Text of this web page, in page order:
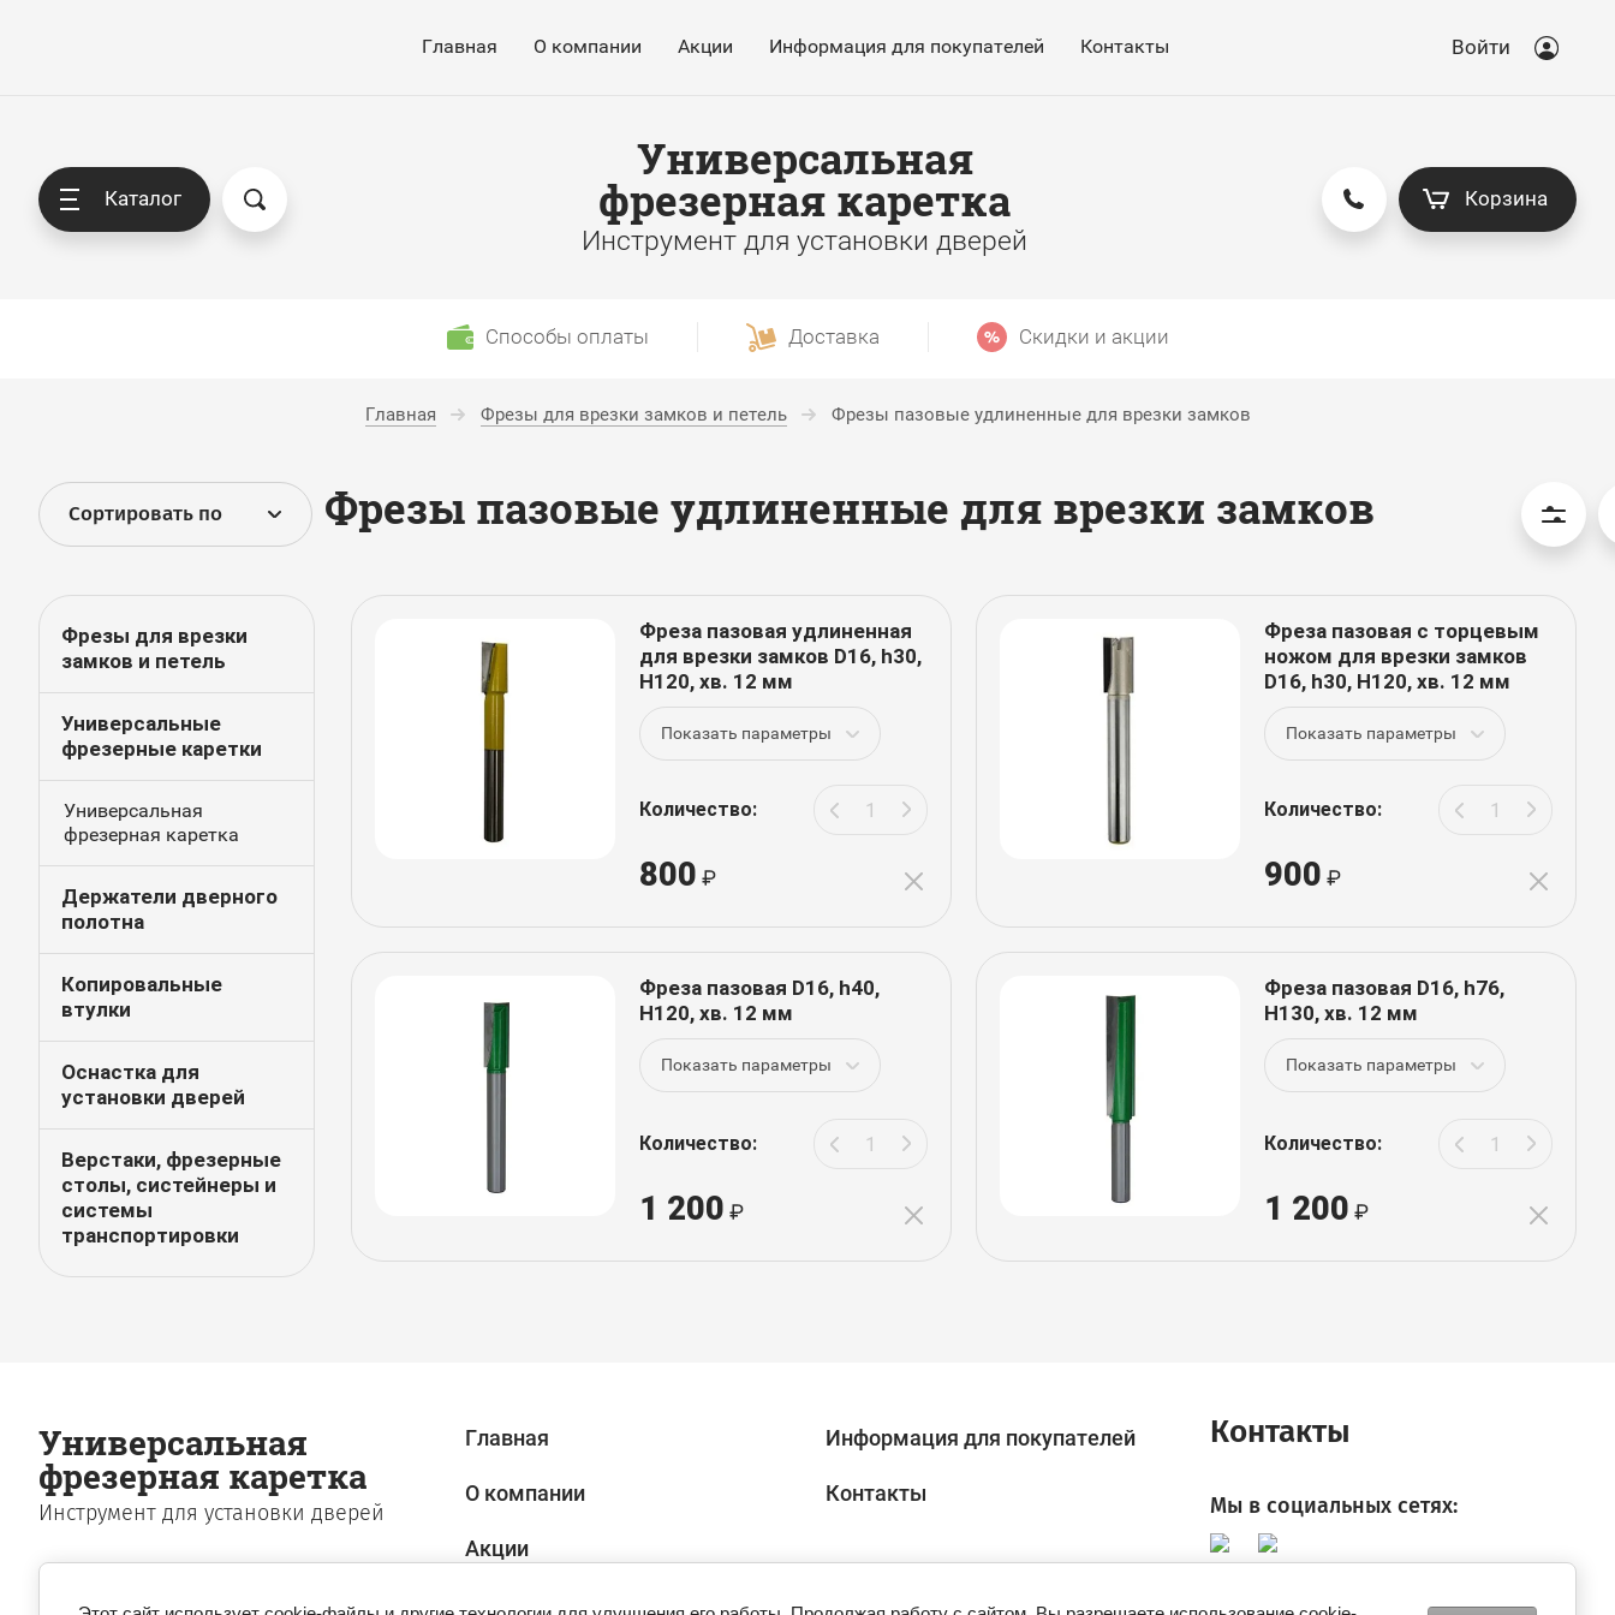
Главная О компании Акции Информация для покупателей Контакты Войти
Каталог
Универсальная
фрезерная каретка
Инструмент для установки дверей
Корзина
Способы оплаты Доставка Скидки и акции
Главная Фрезы для врезки замков и петель Фрезы пазовые удлиненные для врезки замков
Сортировать по Фрезы пазовые удлиненные для врезки замков
Фрезы для врезки
замков и петель
Универсальные
фрезерные каретки
Универсальная
фрезерная каретка
Держатели дверного
полотна
Копировальные
втулки
Оснастка для
установки дверей
Верстаки, фрезерные
столы, систейнеры и
системы
транспортировки
Фреза пазовая удлиненная
для врезки замков D16, h30,
H120, хв. 12 мм
Показать параметры
Количество:
800
Фреза пазовая с торцевым
ножом для врезки замков
D16, h30, H120, хв. 12 мм
Показать параметры
Количество:
900
Фреза пазовая D16, h40,
H120, хв. 12 мм
Показать параметры
Количество:
1 200
Фреза пазовая D16, h76,
H130, хв. 12 мм
Показать параметры
Количество:
1 200
Универсальная
фрезерная каретка
Инструмент для установки дверей
Главная
О компании
Акции
Информация для покупателей
Контакты
Контакты
Мы в социальных сетях: